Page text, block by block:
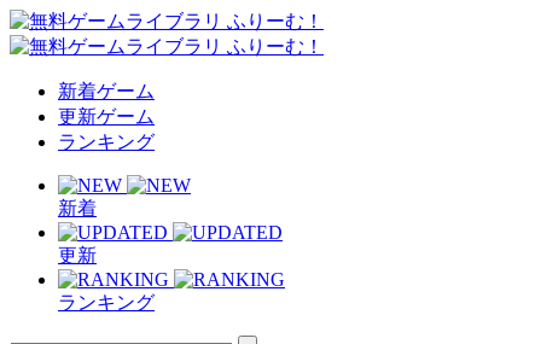
新着ゲーム
更新ゲーム
ランキング
新着
更新
ランキング